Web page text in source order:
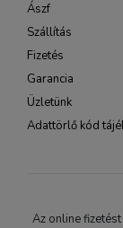
Ászf
Szállítás
Fizetés
Garancia
Üzletünk
Adattörlő kód
Az online